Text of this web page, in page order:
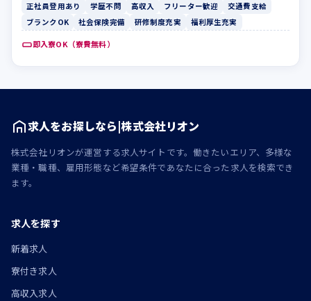
正社員登用あり
学歴不問 高収入 フリーター歓迎
交通費支給
ブランクOK
社会保険完備 研修制度充実 福利厚生充実
即入寮OK（寮費無料）
求人をお探しなら|株式会社リオン
株式会社リオンが運営する求人サイトです。働きたいエリア、多様な
業種・職種、雇用形態など希望条件であなたに合った求人を検索でき
ます。
求人を探す
新着求人
寮付き求人
高収入求人